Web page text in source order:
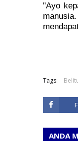
"Ayo
Tags:
ANDA